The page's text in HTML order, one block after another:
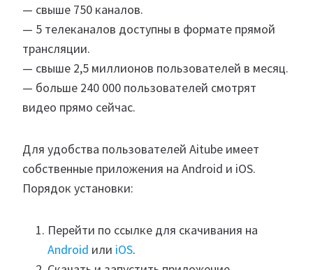
— свыше 750 каналов.
— 5 телеканалов доступны в формате прямой
трансляции.
— свыше 2,5 миллионов пользователей в месяц.
— больше 240 000 пользователей смотрят
видео прямо сейчас.
Для удобства пользователей Aitube имеет
собственные приложения на Android и iOS.​
Порядок установки:
Перейти по ссылке для скачивания на
Android или iOS.